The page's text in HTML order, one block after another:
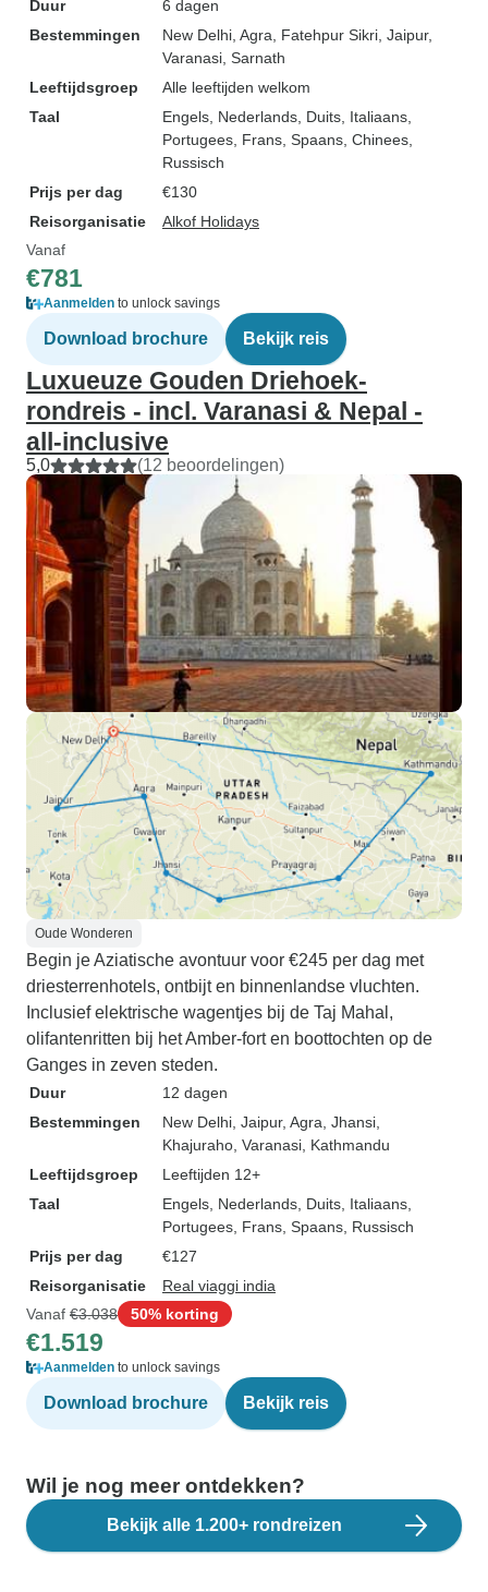
Duur
6 dagen
Bestemmingen
New Delhi , Agra , Fatehpur Sikri , Jaipur,
Varanasi , Sarnath
Leeftijdsgroep
Alle leeftijden welkom
Taal
Engels, Nederlands, Duits, Italiaans,
Portugees, Frans, Spaans, Chinees,
Russisch
Prijs per dag
€130
Reisorganisatie
Alkof Holidays
Vanaf
€781
Aanmelden to unlock savings
Download brochure Bekijk reis
Luxueuze Gouden Driehoek-
rondreis - incl. Varanasi & Nepal -
all-inclusive
5,0 (12 beoordelingen)
Oude Wonderen
Begin je Aziatische avontuur voor €245 per dag met
driesterrenhotels, ontbijt en binnenlandse vluchten.
Inclusief elektrische wagentjes bij de Taj Mahal,
olifantenritten bij het Amber-fort en boottochten op de
Ganges in zeven steden.
Duur
12 dagen
Bestemmingen
New Delhi , Jaipur, Agra , Jhansi
Khajuraho , Varanasi , Kathmandu
Leeftijdsgroep
Leeftijden 12+
Taal
Engels, Nederlands, Duits, Italiaans,
Portugees, Frans, Spaans, Russisch
Prijs per dag
€127
Reisorganisatie
Real viaggi india
Vanaf €3.038 50% korting
€1.519
Aanmelden to unlock savings
Download brochure Bekijk reis
Wil je nog meer ontdekken?
Bekijk alle 1.200+ rondreizen